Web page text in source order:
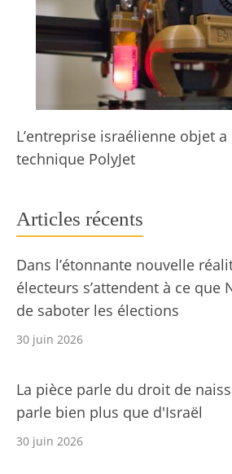
L’entreprise israélienne objet a
technique PolyJet
Articles récents
Dans l’étonnante nouvelle
électeurs s’attendent à ce que
de saboter les élections
30 juin 2026
La pièce parle du droit de
parle bien plus que d'Israël
30 juin 2026